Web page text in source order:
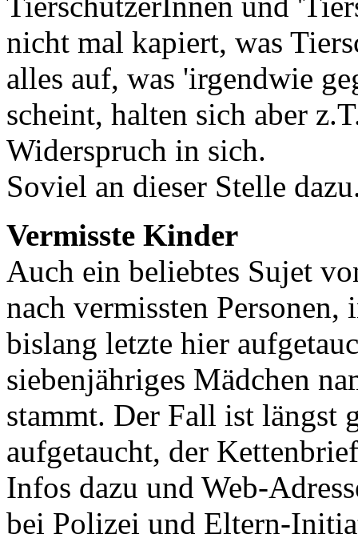
nicht mal kapiert, was
alles auf, was 'irgendwie
scheint, halten sich aber
Widerspruch in sich.
Soviel an dieser Stelle
Vermisste Kinder
Auch ein beliebtes Sujet
nach vermissten
bislang letzte hier
siebenjähriges Mädchen
stammt. Der Fall ist längst
aufgetaucht, der
Infos dazu und Web-
bei Polizei und Eltern-